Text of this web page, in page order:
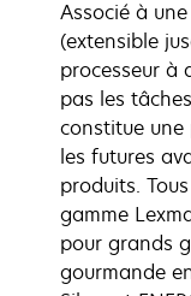
Associé à
(extensible
processeur à
pas les
constitue
les futures
produits.
gamme
pour grands
gourmande